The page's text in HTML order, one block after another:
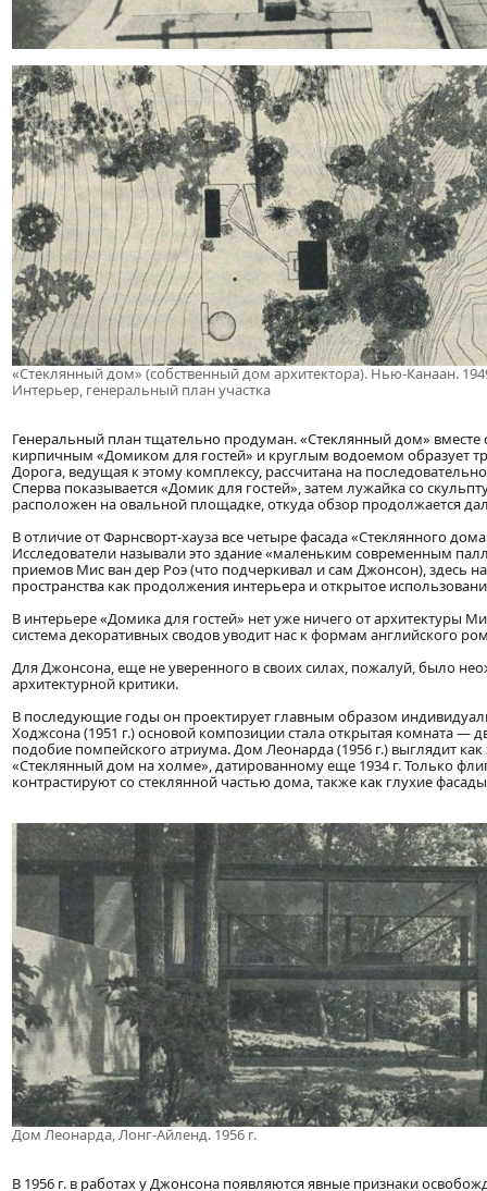
«Стеклянный дом» (собственный дом архитектора). Нью-Канаан.
Интерьер, генеральный план участка
Генеральный план тщательно продуман. «Стеклянный дом»
кирпичным «Домиком для гостей» и круглым водоемом образует
Дорога, ведущая к этому комплексу, рассчитана на
Сперва показывается «Домик для гостей», затем лужайка со
расположен на овальной площадке, откуда обзор продолжается
В отличие от Фарнсворт-хауза все четыре фасада «Стеклянного
Исследователи называли это здание «маленьким современным
приемов Мис ван дер Роэ (что подчеркивал и сам Джонсон), здесь
пространства как продолжения интерьера и открытое
В интерьере «Домика для гостей» нет уже ничего от архитектуры
система декоративных сводов уводит нас к формам английского
Для Джонсона, еще не уверенного в своих силах, пожалуй, было
архитектурной критики.
В последующие годы он проектирует главным образом
Ходжсона (1951 г.) основой композиции стала открытая комната —
подобие помпейского атриума. Дом Леонарда (1956 г.) выглядит
«Стеклянный дом на холме», датированному еще 1934 г. Только
контрастируют со стеклянной частью дома, также как глухие
Дом Леонарда, Лонг-Айленд. 1956 г.
В 1956 г. в работах у Джонсона появляются явные признаки